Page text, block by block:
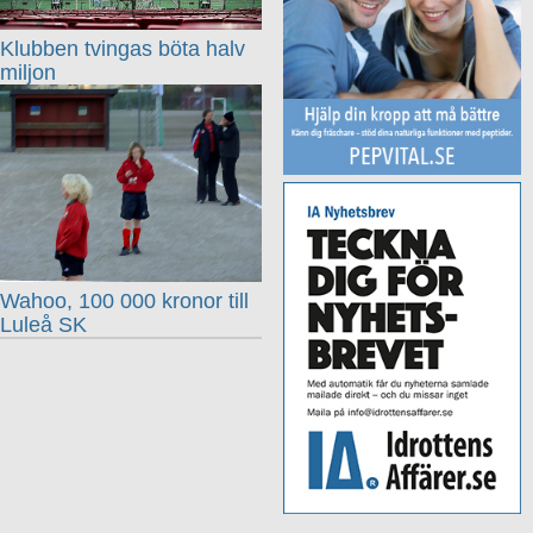
Klubben tvingas böta halv
miljon
Wahoo, 100 000 kronor till
Luleå SK